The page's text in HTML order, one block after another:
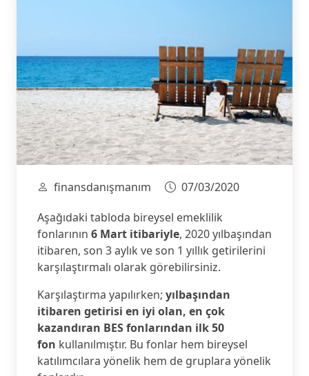
finansdanışmanım
07/03/2020
Aşağıdaki tabloda bireysel emeklilik
fonlarının 6 Mart itibariyle, 2020 yılbaşından
itibaren, son 3 aylık ve son 1 yıllık getirilerini
karşılaştırmalı olarak görebilirsiniz.
Karşılaştırma yapılırken; yılbaşından
itibaren getirisi en iyi olan, en çok
kazandıran BES fonlarından ilk 50
fon kullanılmıştır. Bu fonlar hem bireysel
katılımcılara yönelik hem de gruplara yönelik